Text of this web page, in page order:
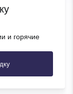
и горячие